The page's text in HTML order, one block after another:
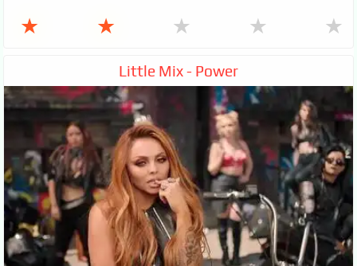
★ ★ ★ ★ ★
Little Mix - Power